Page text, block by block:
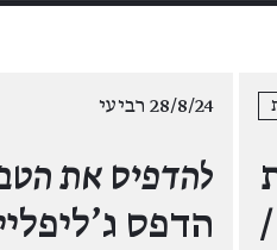
/
28/8/24 רביעי
להדפיס את
הדפס